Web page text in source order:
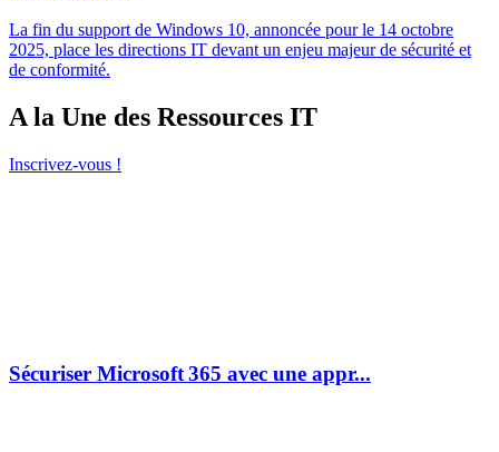
La fin du support de Windows 10, annoncée pour le 14 octobre
2025, place les directions IT devant un enjeu majeur de sécurité et
de conformité.
A la Une des Ressources IT
Inscrivez-vous !
Sécuriser Microsoft 365 avec une appr...